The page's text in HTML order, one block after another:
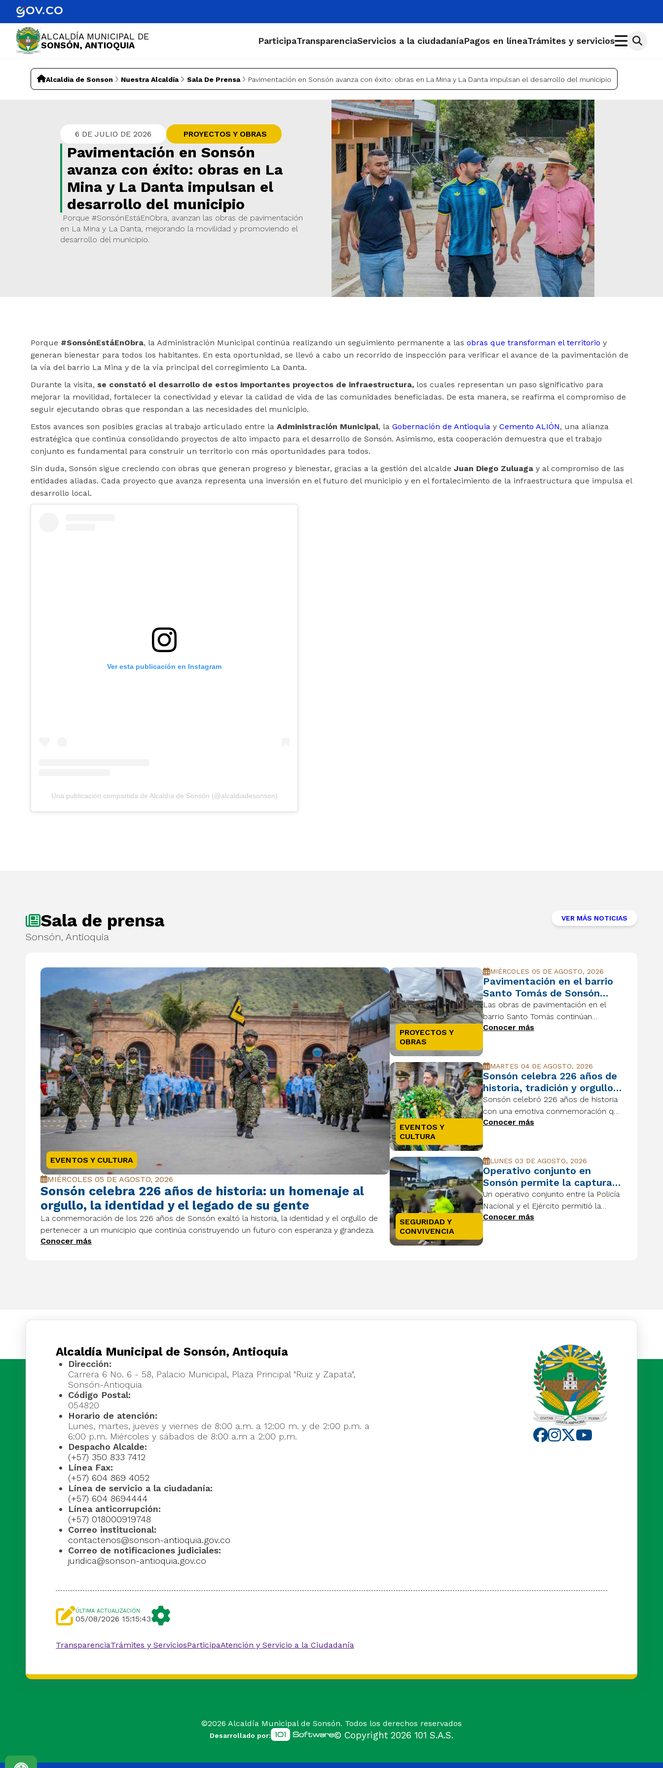
ALCALDÍA MUNICIPAL DE
SONSÓN, ANTIOQUIA
ParticipaTransparenciaServicios a la ciudadaníaPagos en líneaTrámites y servicios
Alcaldia de Sonson Nuestra Alcaldía Sala De Prensa Pavimentación en Sonsón avanza con éxito: obras en La Mina y La Danta impulsan el desarrollo del municipio
6 DE JULIO DE 2026 PROYECTOS Y OBRAS
Pavimentación en Sonsón
avanza con éxito: obras en La
Mina y La Danta impulsan el
desarrollo del municipio
Porque #SonsónEstáEnObra, avanzan las obras de pavimentación
en La Mina y La Danta, mejorando la movilidad y promoviendo el
desarrollo del municipio.
Porque #SonsónEstáEnObra, la Administración Municipal continúa realizando un seguimiento permanente a las obras que transforman el territorio y
generan bienestar para todos los habitantes. En esta oportunidad, se llevó a cabo un recorrido de inspección para verificar el avance de la pavimentación de
la vía del barrio La Mina y de la vía principal del corregimiento La Danta.
Durante la visita, se constató el desarrollo de estos importantes proyectos de infraestructura, los cuales representan un paso significativo para
mejorar la movilidad, fortalecer la conectividad y elevar la calidad de vida de las comunidades beneficiadas. De esta manera, se reafirma el compromiso de
seguir ejecutando obras que respondan a las necesidades del municipio.
Estos avances son posibles gracias al trabajo articulado entre la Administración Municipal, la Gobernación de Antioquia y Cemento ALIÓN, una alianza
estratégica que continúa consolidando proyectos de alto impacto para el desarrollo de Sonsón. Asimismo, esta cooperación demuestra que el trabajo
conjunto es fundamental para construir un territorio con más oportunidades para todos.
Sin duda, Sonsón sigue creciendo con obras que generan progreso y bienestar, gracias a la gestión del alcalde Juan Diego Zuluaga y al compromiso de las
entidades aliadas. Cada proyecto que avanza representa una inversión en el futuro del municipio y en el fortalecimiento de la infraestructura que impulsa el
desarrollo local.
Ver esta publicación en Instagram
Una publicación compartida de Alcaldía de Sonsón (@alcaldiadesonson)
Sala de prensa
Sonsón, Antioquia
VER MÁS NOTICIAS
EVENTOS Y CULTURA
MIÉRCOLES 05 DE AGOSTO, 2026
Sonsón celebra 226 años de historia: un homenaje al
orgullo, la identidad y el legado de su gente
La conmemoración de los 226 años de Sonsón exaltó la historia, la identidad y el orgullo de
pertenecer a un municipio que continúa construyendo un futuro con esperanza y grandeza.
Conocer más
PROYECTOS Y
OBRAS
MIÉRCOLES 05 DE AGOSTO, 2026
Pavimentación en el barrio
Santo Tomás de Sonsón
avanza para mejorar la
movilidad y la calidad de
vida
Las obras de pavimentación en el
barrio Santo Tomás continúan
avanzando, mejorando la movilidad, la
las familias sonsoneñas.
Conocer más
EVENTOS Y
CULTURA
MARTES 04 DE AGOSTO, 2026
Sonsón celebra 226 años de
historia, tradición y orgullo:
un homenaje a sus raíces y a
su futuro
Sonsón celebró 226 años de historia
con una emotiva conmemoración que
exaltó sus raíces, su cultura y el
futuro lleno de esperanza.
Conocer más
SEGURIDAD Y
CONVIVENCIA
LUNES 03 DE AGOSTO, 2026
Operativo conjunto en
Sonsón permite la captura
de dos presuntos
integrantes del GDO “El
Mesa”
Un operativo conjunto entre la Policía
Nacional y el Ejército permitió la
captura de dos presuntos integrantes
armas, droga y otros elementos en
Conocer más
Alcaldía Municipal de Sonsón, Antioquia
Dirección:
Carrera 6 No. 6 - 58, Palacio Municipal, Plaza Principal "Ruiz y Zapata",
Sonsón-Antioquia
Código Postal:
054820
Horario de atención:
Lunes, martes, jueves y viernes de 8:00 a.m. a 12:00 m. y de 2:00 p.m. a
6:00 p.m. Miércoles y sábados de 8:00 a.m a 2:00 p.m.
Despacho Alcalde:
(+57) 350 833 7412
Línea Fax:
(+57) 604 869 4052
Línea de servicio a la ciudadanía:
(+57) 604 8694444
Línea anticorrupción:
(+57) 018000919748
Correo institucional:
contactenos@sonson-antioquia.gov.co
Correo de notificaciones judiciales:
juridica@sonson-antioquia.gov.co
ÚLTIMA ACTUALIZACIÓN
05/08/2026 15:15:43
TransparenciaTrámites y ServiciosParticipaAtención y Servicio a la Ciudadanía
©2026 Alcaldía Municipal de Sonsón. Todos los derechos reservados
Desarrollado por: © Copyright 2026 101 S.A.S.